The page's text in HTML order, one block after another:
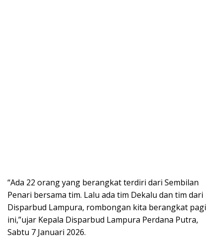
“Ada 22 orang yang berangkat terdiri dari Sembilan
Penari bersama tim. Lalu ada tim Dekalu dan tim dari
Disparbud Lampura, rombongan kita berangkat pagi
ini,”ujar Kepala Disparbud Lampura Perdana Putra,
Sabtu 7 Januari 2026.